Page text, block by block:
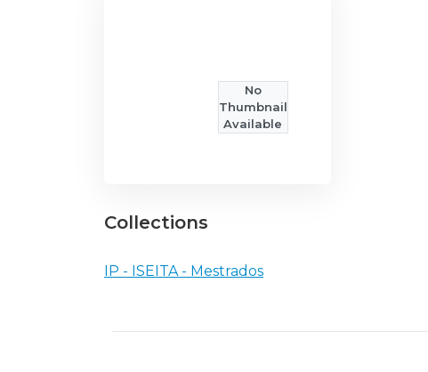
No
Thumbnail
Available
Collections
IP - ISEITA - Mestrados